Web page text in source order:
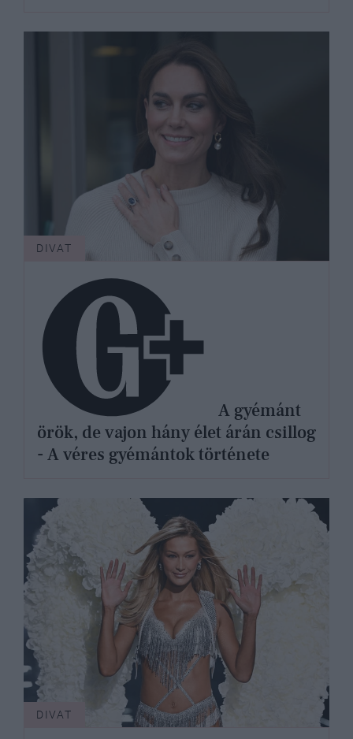
DIVAT
örök, de vajon hány élet árán csillog
- A véres gyémántok története
DIVAT